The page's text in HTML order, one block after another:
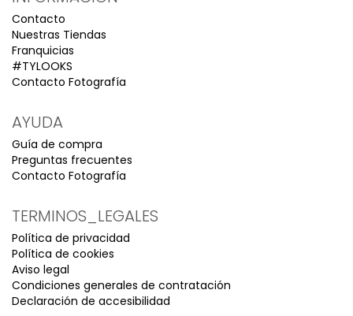
Contacto
Nuestras Tiendas
Franquicias
#TYLOOKS
Contacto Fotografía
AYUDA
Guía de compra
Preguntas frecuentes
Contacto Fotografía
TERMINOS_LEGALES
Política de privacidad
Política de cookies
Aviso legal
Condiciones generales de contratación
Declaración de accesibilidad